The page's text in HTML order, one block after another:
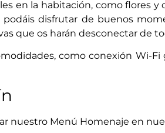
en la habitación, como flores
podáis disfrutar de buenos
que os harán desconectar de
como conexión Wi-
nuestro Menú Homenaje en